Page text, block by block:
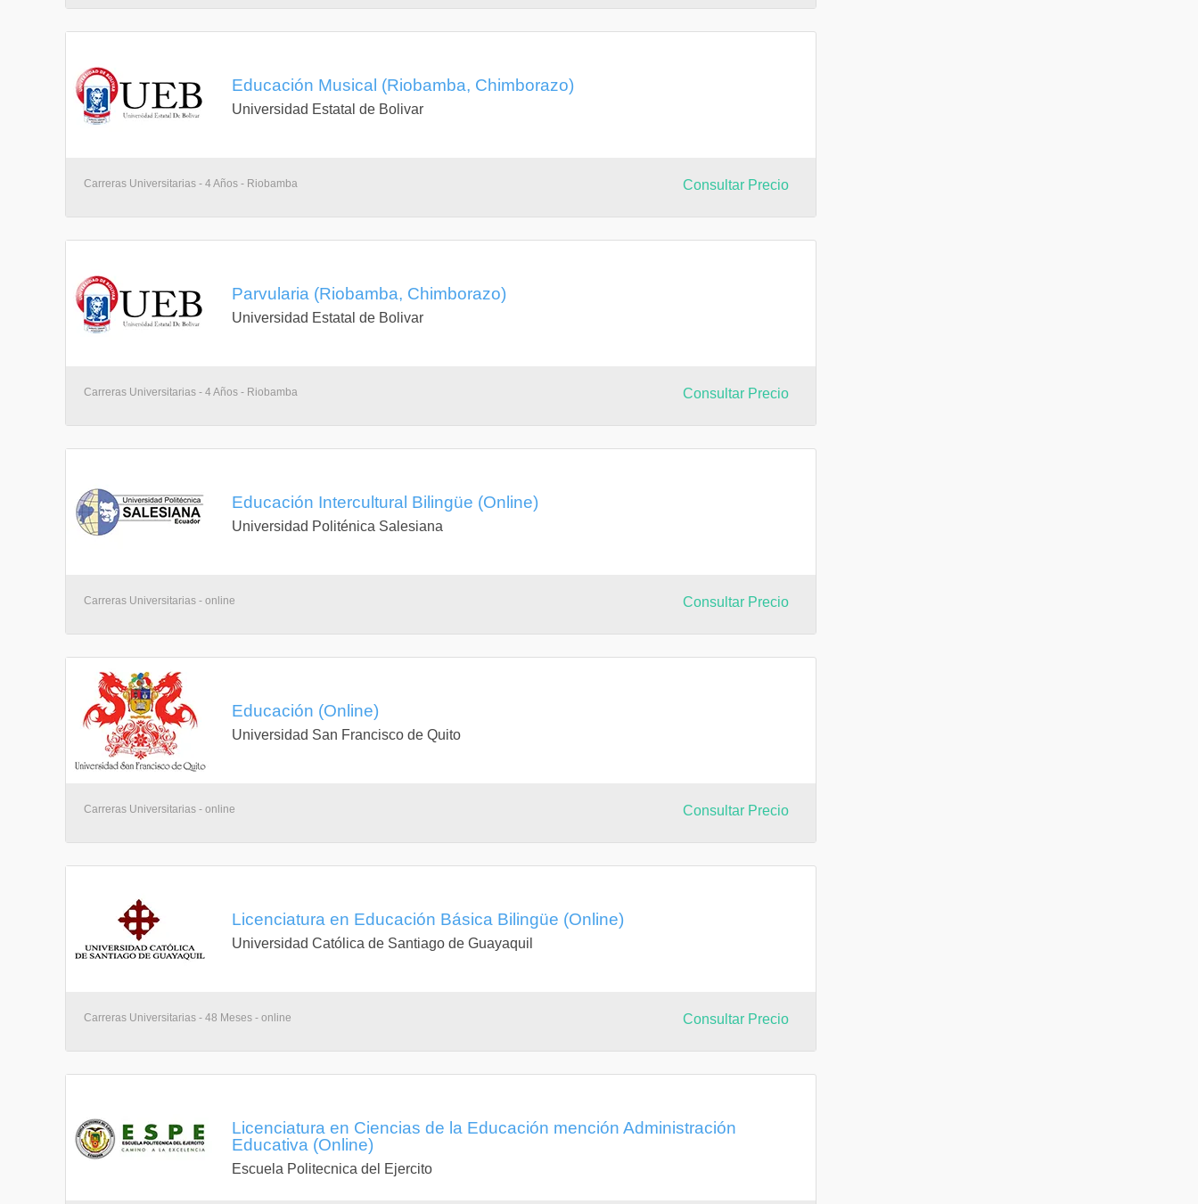
Educación Musical (Riobamba, Chimborazo)
Universidad Estatal de Bolivar
Carreras Universitarias - 4 Años - Riobamba Consultar Precio
Parvularia (Riobamba, Chimborazo)
Universidad Estatal de Bolivar
Carreras Universitarias - 4 Años - Riobamba Consultar Precio
Educación Intercultural Bilingüe (Online)
Universidad Politénica Salesiana
Carreras Universitarias - online Consultar Precio
Educación (Online)
Universidad San Francisco de Quito
Carreras Universitarias - online Consultar Precio
Licenciatura en Educación Básica Bilingüe (Online)
Universidad Católica de Santiago de Guayaquil
Carreras Universitarias - 48 Meses - online Consultar Precio
Licenciatura en Ciencias de la Educación mención Administración
Educativa (Online)
Escuela Politecnica del Ejercito